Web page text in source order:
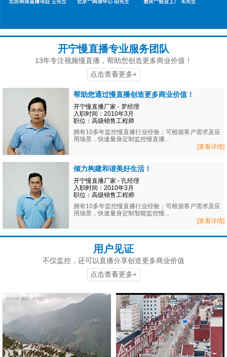
开宁慢直播专业服务团队
13年专注视频慢直播，帮助您创造更多商业价值！
点击查看更多+
帮助您通过慢直播创造更多商业价值！
开宁慢直播厂家 - 罗经理
入职时间：2010年3月
职位：高级销售工程师
拥有10多年监控慢直播行业经验；可根据客户需求及应
用场景，快速量身定制监控慢直播...
[查看详情]
倾力构建和谐美好生活！
开宁慢直播厂家 - 孔经理
入职时间：2010年3月
职位：高级销售工程师
拥有10多年监控慢直播行业经验；可根据客户需求及应
用场景，快速量身定制智能监控慢...
[查看详情]
用户见证
不仅监控，还可以直播分享创造更多商业价值
点击查看更多+